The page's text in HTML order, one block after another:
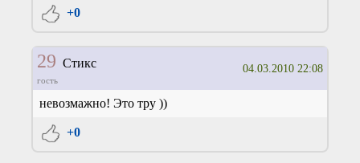
+0
29 Стикс
гость
04.03.2010 22:08
невозмажно! Это тру ))
+0